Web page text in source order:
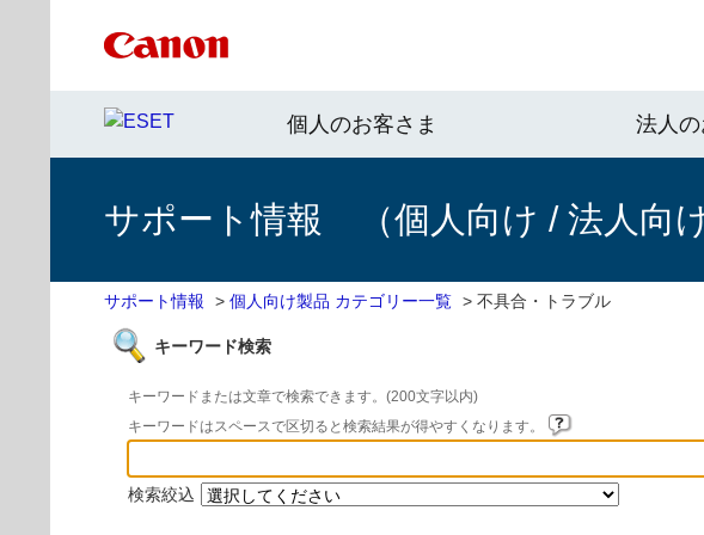
個人のお客さま 法人の
サポート情報 （個人向け / 法人向け
サポート情報 > 個人向け製品 カテゴリー一覧 > 不具合・トラブル
キーワード検索
キーワードまたは文章で検索できます。(200文字以内)
キーワードはスペースで区切ると検索結果が得やすくなります。
検索絞込